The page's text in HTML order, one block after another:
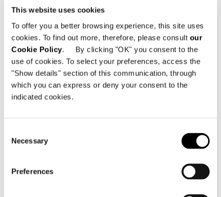
This website uses cookies
To offer you a better browsing experience, this site uses
cookies. To find out more, therefore, please consult our
Cookie Policy. By clicking "OK" you consent to the
use of cookies. To select your preferences, access the
"Show details" section of this communication, through
which you can express or deny your consent to the
indicated cookies.
Selection
Necessary
Preferences